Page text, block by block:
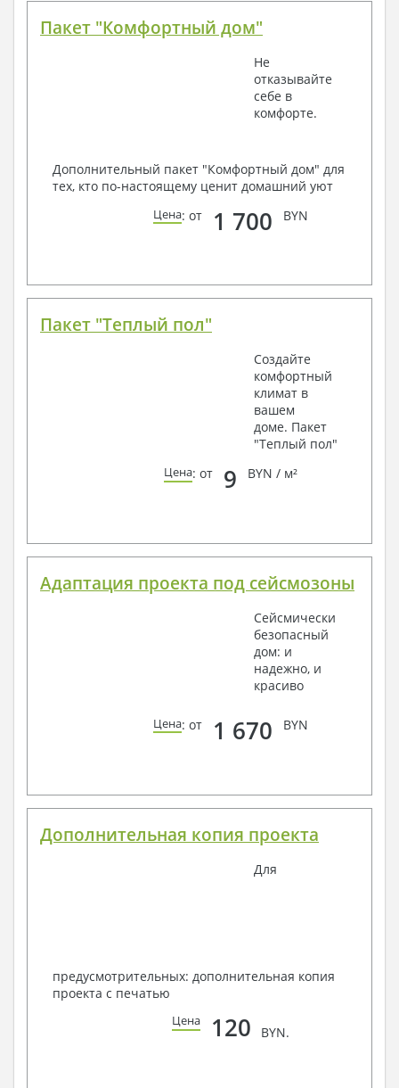
Пакет "Комфортный дом"
Не
отказывайте
себе в
комфорте.
Дополнительный пакет "Комфортный дом" для
тех, кто по-настоящему ценит домашний уют
Цена: от 1 700 BYN
Пакет "Теплый пол"
Создайте
комфортный
климат в
вашем
доме. Пакет
"Теплый пол"
Цена: от 9 BYN / м²
Адаптация проекта под сейсмозоны
Сейсмически
безопасный
дом: и
надежно, и
красиво
Цена: от 1 670 BYN
Дополнительная копия проекта
Для
предусмотрительных: дополнительная копия
проекта с печатью
Цена 120 BYN.